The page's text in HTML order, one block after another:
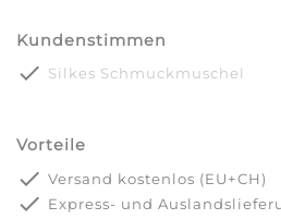
Kundenstimmen
done Silkes Schmuckmuschel
Vorteile
done Versand kostenlos (EU+CH)
done Express- und